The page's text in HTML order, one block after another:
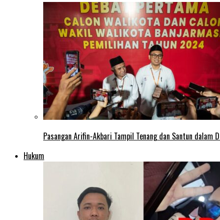
Pasangan Arifin-Akbari Tampil Tenang dan Santun dalam
Hukum